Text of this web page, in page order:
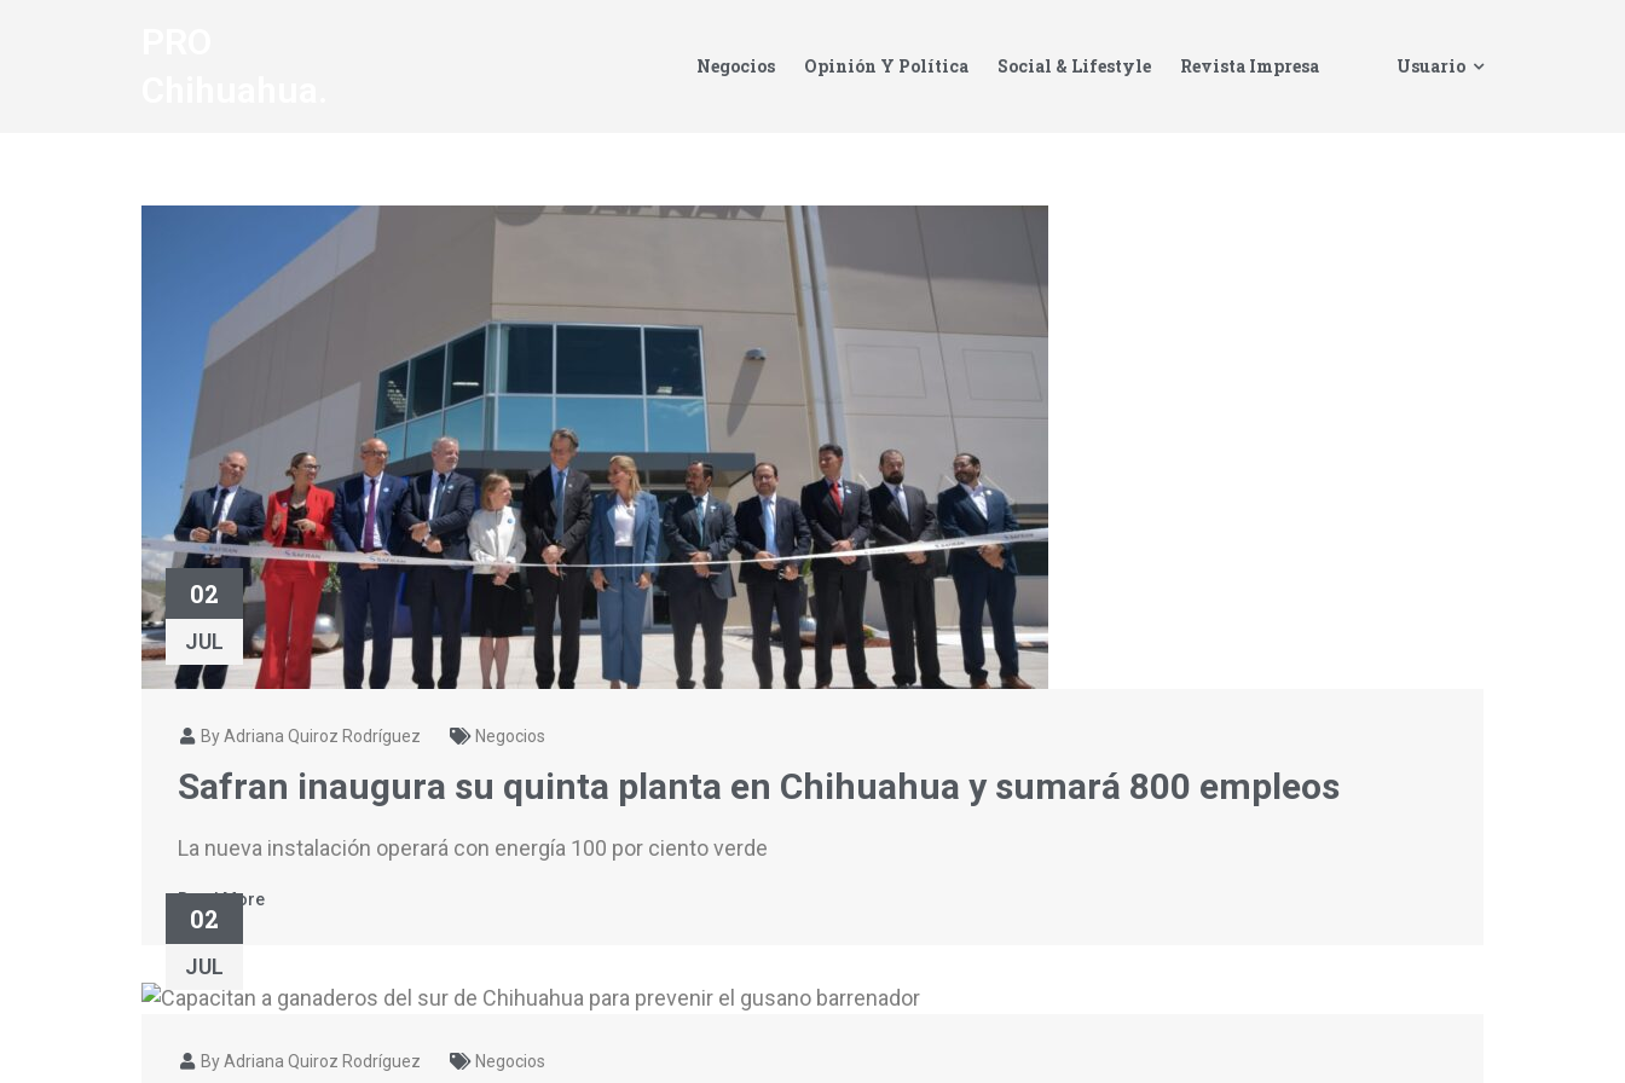
Negocios Opinión Y Política Social & Lifestyle Revista Impresa Usuario
02
JUL
By Adriana Quiroz Rodríguez Negocios
Safran inaugura su quinta planta en Chihuahua y sumará 800 empleos
La nueva instalación operará con energía 100 por ciento verde
Read More
02
JUL
By Adriana Quiroz Rodríguez Negocios